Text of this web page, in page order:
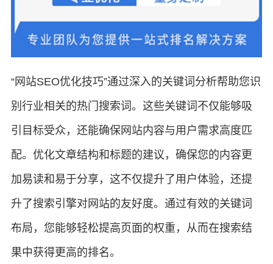
“网站SEO优化技巧”通过深入的关键词分析帮助您识
别行业相关的热门搜索词。这些关键词不仅能够吸
引目标受众，还能确保网站内容与用户需求高度匹
配。优化文章结构和标题的建议，确保您的内容更
加易读和易于分享，这不仅提升了用户体验，还提
升了搜索引擎对网站的友好度。通过有效的关键词
布局，您能够轻松提高页面的权重，从而在搜索结
果中获得更高的排名。